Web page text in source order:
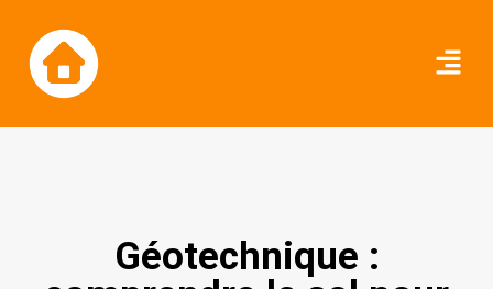
Géotechnique :